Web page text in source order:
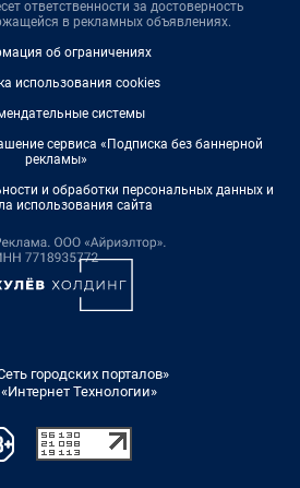
ответственности за достоверность
в рекламных объявлениях.
об ограничениях
использования cookies
системы
сервиса «Подписка без баннерной
рекламы»
и обработки персональных данных и
использования сайта
городских порталов»
Технологии»